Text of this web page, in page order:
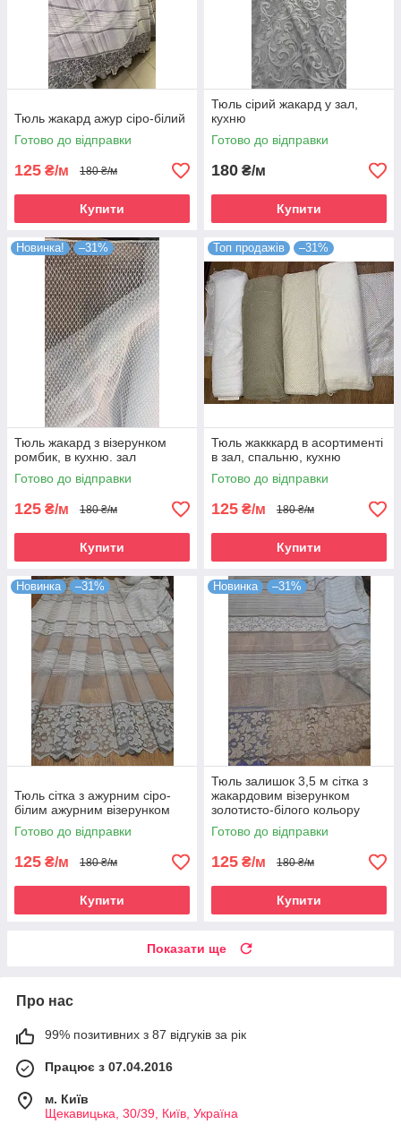
Тюль жакард ажур сіро-білий
Готово до відправки
125 ₴/м 180 ₴/м
Купити
Тюль сірий жакард у зал,
кухню
Готово до відправки
180 ₴/м
Купити
Новинка! –31%
Тюль жакард з візерунком
ромбик, в кухню. зал
Готово до відправки
125 ₴/м 180 ₴/м
Купити
Топ продажів –31%
Тюль жакккард в асортименті
в зал, спальню, кухню
Готово до відправки
125 ₴/м 180 ₴/м
Купити
Новинка –31%
Тюль сітка з ажурним сіро-
білим ажурним візерунком
Готово до відправки
125 ₴/м 180 ₴/м
Купити
Новинка –31%
Тюль залишок 3,5 м сітка з
жакардовим візерунком
золотисто-білого кольору
Готово до відправки
125 ₴/м 180 ₴/м
Купити
Показати ще
Про нас
99% позитивних з 87 відгуків за рік
Працює з 07.04.2016
м. Київ
Щекавицька, 30/39, Київ, Україна